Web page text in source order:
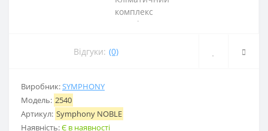
Відгуки: (0)
Виробник:SYMPHONY
Модель: 2540
Артикул: Symphony NOBLE
Наявність:Є в наявності